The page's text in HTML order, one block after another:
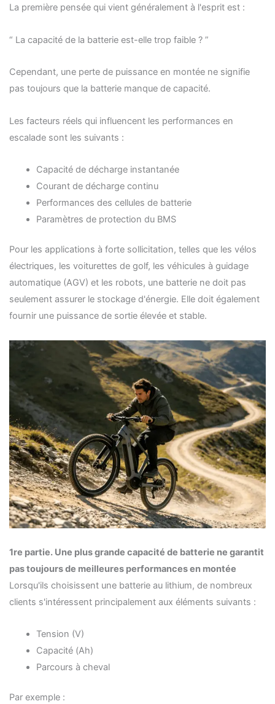
La première pensée qui vient généralement à l'esprit est :
“ La capacité de la batterie est-elle trop faible ? ”
Cependant, une perte de puissance en montée ne signifie
pas toujours que la batterie manque de capacité.
Les facteurs réels qui influencent les performances en
escalade sont les suivants :
Capacité de décharge instantanée
Courant de décharge continu
Performances des cellules de batterie
Paramètres de protection du BMS
Pour les applications à forte sollicitation, telles que les vélos
électriques, les voiturettes de golf, les véhicules à guidage
automatique (AGV) et les robots, une batterie ne doit pas
seulement assurer le stockage d'énergie. Elle doit également
fournir une puissance de sortie élevée et stable.
1re partie. Une plus grande capacité de batterie ne garantit
pas toujours de meilleures performances en montée
Lorsqu'ils choisissent une batterie au lithium, de nombreux
clients s'intéressent principalement aux éléments suivants :
Tension (V)
Capacité (Ah)
Parcours à cheval
Par exemple :